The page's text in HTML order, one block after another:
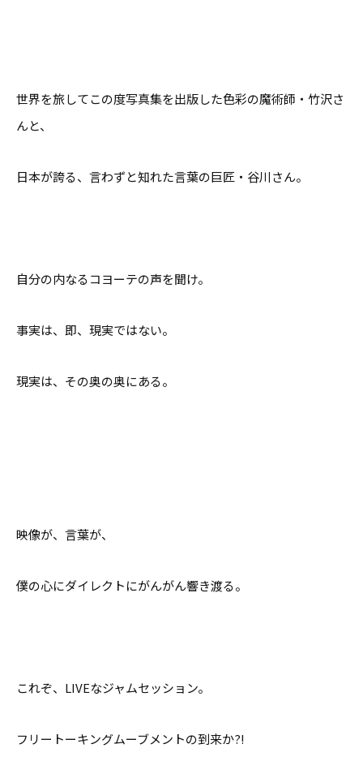
世界を旅してこの度写真集を出版した色彩の魔術師・竹沢さ
んと、
日本が誇る、言わずと知れた言葉の巨匠・谷川さん。
自分の内なるコヨーテの声を聞け。
事実は、即、現実ではない。
現実は、その奥の奥にある。
映像が、言葉が、
僕の心にダイレクトにがんがん響き渡る。
これぞ、LIVEなジャムセッション。
フリートーキングムーブメントの到来か?!